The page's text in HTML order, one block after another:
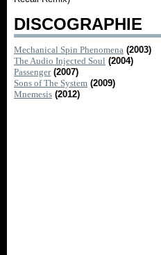
DISCOGRAPHIE
Mechanical Spin Phenomena (2003)
The Audio Injected Soul (2004)
Passenger (2007)
Sons of The System (2009)
Mnemesis (2012)